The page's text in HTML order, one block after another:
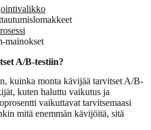
mainokset
A/B-testiin?
kuinka monta kävijää tarvitset A/B-
kuten haluttu vaikutus ja
vaikuttavat tarvitsemaasi
mitä enemmän kävijöitä, sitä